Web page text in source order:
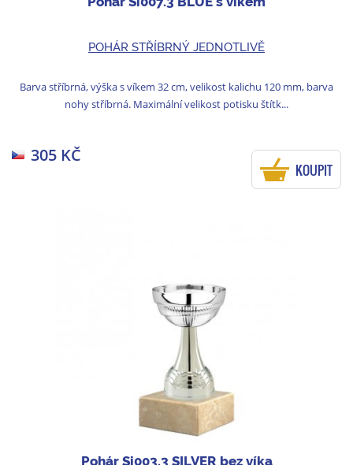
POHÁR STŘÍBRNÝ JEDNOTLIVĚ
Barva stříbrná, výška s víkem 32 cm, velikost kalichu 120 mm, barva
nohy stříbrná. Maximální velikost potisku štítk...
305 KČ
KOUPIT
Pohár Si003.3 SILVER bez víka